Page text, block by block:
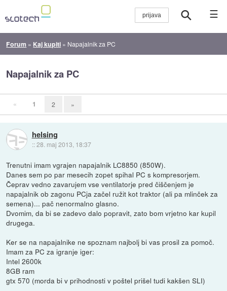
☰
Forum » Kaj kupiti » Napajalnik za PC
Napajalnik za PC
« 1 2 »
helsing
::28. maj 2013, 18:37
Trenutni imam vgrajen napajalnik LC8850 (850W).
Danes sem po par mesecih zopet spihal PC s kompresorjem.
Čeprav vedno zavarujem vse ventilatorje pred čiščenjem je
napajalnik ob zagonu PCja začel ružit kot traktor (ali pa mlinček za
semena)... pač nenormalno glasno.
Dvomim, da bi se zadevo dalo popravit, zato bom vrjetno kar kupil
drugega.
Ker se na napajalnike ne spoznam najbolj bi vas prosil za pomoč.
Imam za PC za igranje iger:
Intel 2600k
8GB ram
gtx 570 (morda bi v prihodnosti v poštel prišel tudi kakšen SLI)